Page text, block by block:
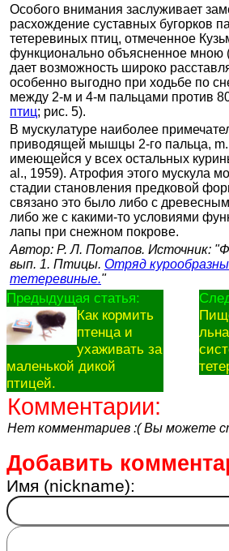
Особого внимания заслуживает
расхождение суставных бугорков
тетеревиных птиц, отмеченное
функционально объясненное мною
дает возможность широко
особенно выгодно при ходьбе по
между 2-м и 4-м пальцами против
птиц; рис. 5).
В мускулатуре наиболее
приводящей мышцы 2-го пальца, m.
имеющейся у всех остальных
al., 1959). Атрофия этого мускула
стадии становления предковой
связано это было либо с
либо же с какими-то условиями
лапы при снежном покрове.
Автор: Р. Л. Потапов. Источник:
вып. 1. Птицы. Отряд
тетеревиные."
Предыдущая статья:
Как кормить
птенца и
ухаживать за
маленькой дикой
птицей.
Комментарии:
Нет комментариев :( Вы можете
Добавить
Имя (nickname):